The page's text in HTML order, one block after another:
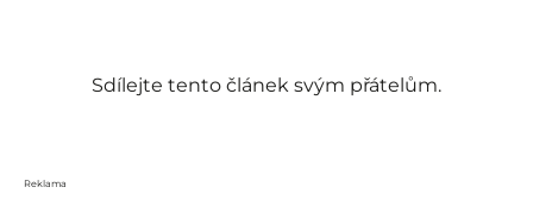
Sdílejte tento článek svým přátelům.
Reklama